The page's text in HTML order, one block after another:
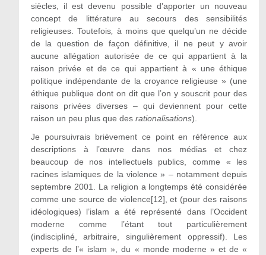
siècles, il est devenu possible d’apporter un nouveau
concept de littérature au secours des sensibilités
religieuses. Toutefois,
à moins que quelqu’un ne décide
de la question de façon définitive, il ne peut y avoir
aucune allégation autorisée de ce qui appartient à la
raison privée et de ce qui appartient à « une éthique
politique indépendante de la croyance religieuse » (une
éthique publique dont on dit que l’on y souscrit pour des
raisons privées diverses – qui deviennent pour cette
raison un peu plus que des rationalisations).
Je poursuivrais brièvement ce point en référence aux
descriptions à l’œuvre dans nos médias et chez
beaucoup de nos intellectuels publics, comme « les
racines islamiques de la violence » – notamment depuis
septembre 2001. La religion a longtemps été considérée
comme une source de violence[12], et (pour des raisons
idéologiques) l’islam a été représenté dans l’Occident
moderne comme l’étant tout particulièrement
(indiscipliné, arbitraire, singulièrement oppressif). Les
experts de l’« islam », du « monde moderne » et de «